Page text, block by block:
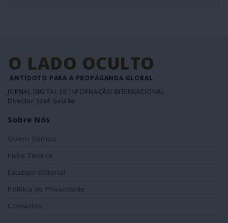
O LADO OCULTO
ANTÍDOTO PARA A PROPAGANDA GLOBAL
JORNAL DIGITAL DE INFORMAÇÃO INTERNACIONAL
Director: José Goulão
Sobre Nós
Quem Somos
Ficha Técnica
Estatuto Editorial
Política de Privacidade
Contactos